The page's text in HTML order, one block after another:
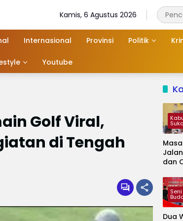
Kamis, 6 Agustus 2026
Internasional Provinsi Politik
Youtube
Golf Viral,
di Tengah
dan
Jadi
Dua